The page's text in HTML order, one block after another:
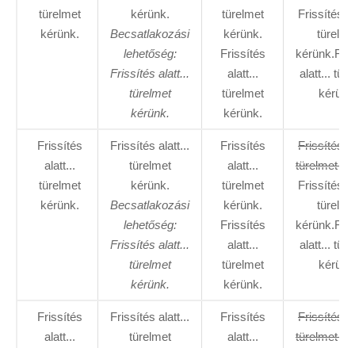
türelmet
kérünk.
kérünk.
Becsatlakozási
lehetőség:
Frissítés alatt...
türelmet
kérünk.
türelmet
kérünk.
Frissítés
alatt...
türelmet
kérünk.
Frissítés
alatt...
Frissítés
alatt...
türelmet
kérünk.
Frissítés alatt...
türelmet
kérünk.
Becsatlakozási
lehetőség:
Frissítés alatt...
türelmet
kérünk.
Frissítés
alatt...
türelmet
kérünk.
Frissítés
alatt...
türelmet
kérünk.
Frissítés
türelmet
Frissítés
alatt...
Frissítés
alatt...
Frissítés alatt...
türelmet
Frissítés
alatt...
Frissítés
türelmet